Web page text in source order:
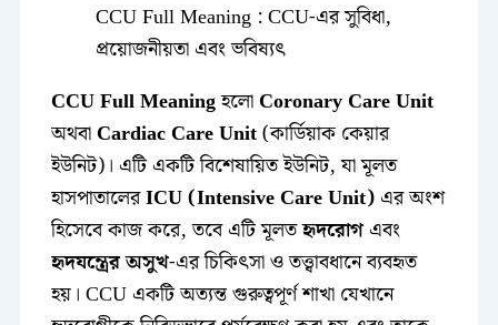
CCU Full Meaning : CCU-এর সুবিধা,
প্রয়োজনীয়তা এবং ভবিষ্যৎ
CCU Full MeaningহলোCoronary Care Unit
অথবাCardiac Care Unit(কার্ডিয়াক কেয়ার
ইউনিট)। এটি একটি বিশেষায়িত ইউনিট, যা মূলত
হাসপাতালেরICU (Intensive Care Unit)এর অংশ
হিসেবে কাজ করে, তবে এটি মূলতহৃদরোগএবং
হৃদযন্ত্রের অসুখ-এর চিকিৎসা ও তত্ত্বাবধানে ব্যবহৃত
হয়। CCU একটি অত্যন্ত গুরুত্বপূর্ণ শাখা যেখানে